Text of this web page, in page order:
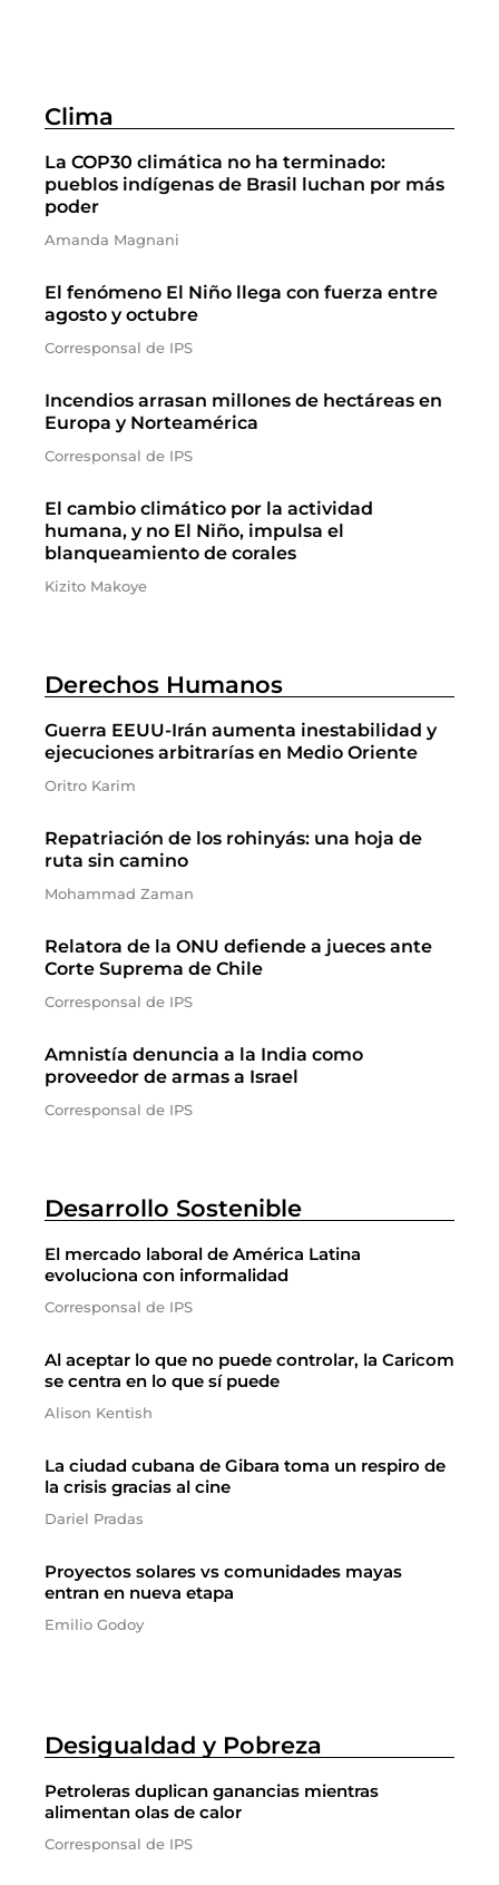
Clima
La COP30 climática no ha terminado:
pueblos indígenas de Brasil luchan por más
poder
Amanda Magnani
El fenómeno El Niño llega con fuerza entre
agosto y octubre
Corresponsal de IPS
Incendios arrasan millones de hectáreas en
Europa y Norteamérica
Corresponsal de IPS
El cambio climático por la actividad
humana, y no El Niño, impulsa el
blanqueamiento de corales
Kizito Makoye
Derechos Humanos
Guerra EEUU-Irán aumenta inestabilidad y
ejecuciones arbitrarías en Medio Oriente
Oritro Karim
Repatriación de los rohinyás: una hoja de
ruta sin camino
Mohammad Zaman
Relatora de la ONU defiende a jueces ante
Corte Suprema de Chile
Corresponsal de IPS
Amnistía denuncia a la India como
proveedor de armas a Israel
Corresponsal de IPS
Desarrollo Sostenible
El mercado laboral de América Latina
evoluciona con informalidad
Corresponsal de IPS
Al aceptar lo que no puede controlar, la Caricom
se centra en lo que sí puede
Alison Kentish
La ciudad cubana de Gibara toma un respiro de
la crisis gracias al cine
Dariel Pradas
Proyectos solares vs comunidades mayas
entran en nueva etapa
Emilio Godoy
Desigualdad y Pobreza
Petroleras duplican ganancias mientras
alimentan olas de calor
Corresponsal de IPS